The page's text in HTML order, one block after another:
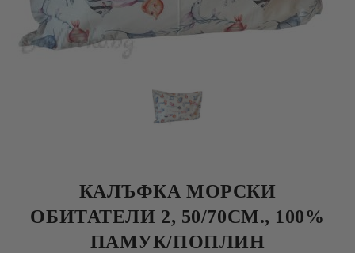
КАЛЪФКА МОРСКИ
ОБИТАТЕЛИ 2, 50/70СМ., 100%
ПАМУК/ПОПЛИН